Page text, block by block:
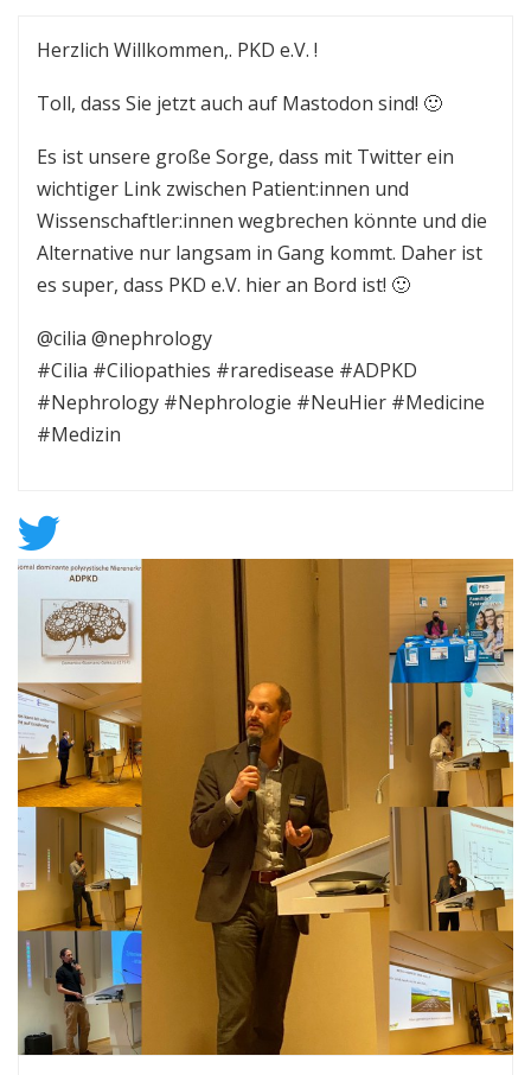
Herzlich Willkommen,. PKD e.V. !
Toll, dass Sie jetzt auch auf Mastodon sind! 🙂
Es ist unsere große Sorge, dass mit Twitter ein
wichtiger Link zwischen Patient:innen und
Wissenschaftler:innen wegbrechen könnte und die
Alternative nur langsam in Gang kommt. Daher ist
es super, dass PKD e.V. hier an Bord ist! 🙂
@cilia @nephrology
#Cilia #Ciliopathies #raredisease #ADPKD
#Nephrology #Nephrologie #NeuHier #Medicine
#Medizin